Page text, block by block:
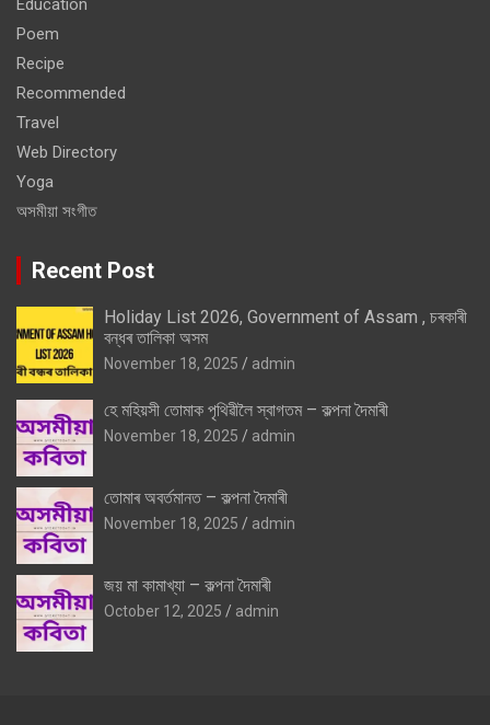
Education
Poem
Recipe
Recommended
Travel
Web Directory
Yoga
অসমীয়া সংগীত
Recent Post
Holiday List 2026, Government of Assam , চৰকাৰী
বন্ধৰ তালিকা অসম
November 18, 2025 admin
হে মহিয়সী তোমাক পৃথিৱীলৈ স্বাগতম – কল্পনা দৈমাৰী
November 18, 2025 admin
তোমাৰ অবৰ্তমানত – কল্পনা দৈমাৰী
November 18, 2025 admin
জয় মা কামাখ্যা – কল্পনা দৈমাৰী
October 12, 2025 admin